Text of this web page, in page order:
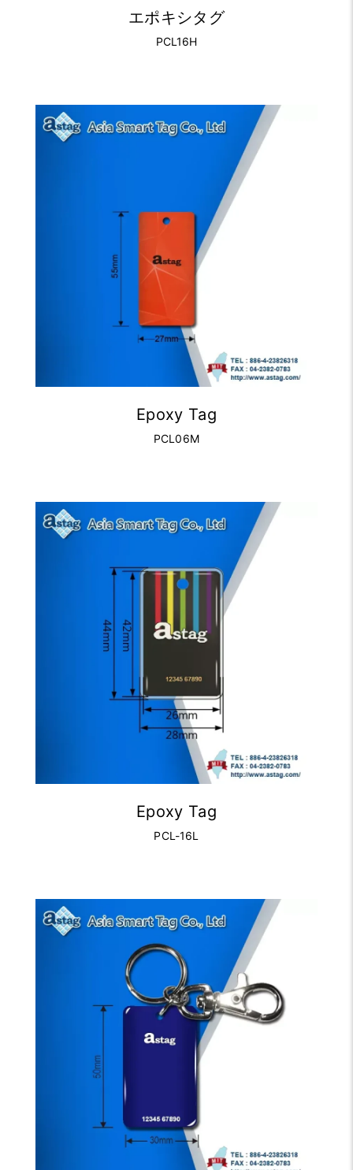
エポキシタグ
PCL16H
Epoxy Tag
PCL06M
Epoxy Tag
PCL-16L